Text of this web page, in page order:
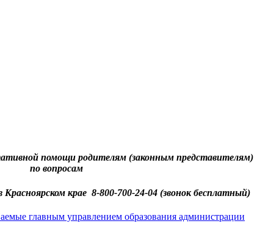
помощи родителям (законным представителям)
по вопросам
Красноярском крае 8-800-700-24-04 (звонок бесплатный)